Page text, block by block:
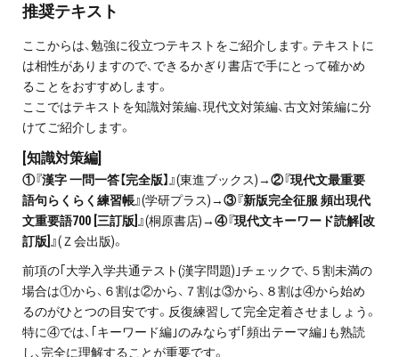
推奨テキスト
ここからは、勉強に役立つテキストをご紹介します。テキストに
は相性がありますので、できるかぎり書店で手にとって確かめ
ることをおすすめします。
ここではテキストを知識対策編、現代文対策編、古文対策編に分
けてご紹介します。
[知識対策編]
①『漢字 一問一答【完全版】』(東進ブックス)→②『現代文最重要
語句らくらく練習帳』(学研プラス)→③『新版完全征服 頻出現代
文重要語700 [三訂版]』(桐原書店)→④『現代文キーワード読解[改
訂版]』(Ｚ会出版)。
前項の｢大学入学共通テスト(漢字問題)｣チェックで、５割未満の
場合は①から、６割は②から、７割は③から、８割は④から始め
るのがひとつの目安です。反復練習して完全定着させましょう。
特に④では、｢キーワード編｣のみならず｢頻出テーマ編｣も熟読
し、完全に理解することが重要です。